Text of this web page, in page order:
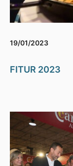
19/01/2023
FITUR 2023